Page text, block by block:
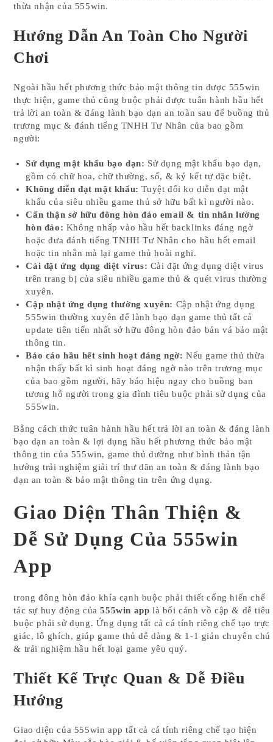
thừa nhận của 555win.
Hướng Dẫn An Toàn Cho Người
Chơi
Ngoài hầu hết phương thức bảo mật thông tin được 555win
thực hiện, game thủ cũng buộc phải được tuân hành hầu hết
trả lời an toàn & đáng lành bạo dạn an toàn sau để buồng thủ
trương mục & đánh tiếng TNHH Tư Nhân của bao gồm
người:
Sử dụng mật khẩu bạo dạn: Sử dụng mật khẩu bạo dạn,
gồm có chữ hoa, chữ thường, số, & ký kết tự đặc biệt.
Không diễn đạt mật khẩu: Tuyệt đối ko diễn đạt mật
khẩu của siêu nhiều game thủ sở hữu bất kì người nào.
Cẩn thận sở hữu đông hòn đảo email & tin nhắn lường
hòn đảo: Không nhấp vào hầu hết backlinks đáng ngờ
hoặc đưa đánh tiếng TNHH Tư Nhân cho hầu hết email
hoặc tin nhắn mà lại game thủ hoài nghi.
Cài đặt ứng dụng diệt virus: Cài đặt ứng dụng diệt virus
trên trang bị của siêu nhiều game thủ & quét virus thường
xuyên.
Cập nhật ứng dụng thường xuyên: Cập nhật ứng dụng
555win thường xuyên để lành bạo dạn game thủ tất cả
update tiên tiến nhất sở hữu đông hòn đảo bản vá bảo mật
thông tin.
Báo cáo hầu hết sinh hoạt đáng ngờ: Nếu game thủ thừa
nhận thấy bất kì sinh hoạt đáng ngờ nào trên trương mục
của bao gồm người, hãy báo hiệu ngay cho buồng ban
tương hỗ người trong gia đình tiêu buộc phải sử dụng của
555win.
Bằng cách thức tuân hành hầu hết trả lời an toàn & đáng lành
bạo dạn an toàn & lợi dụng hầu hết phương thức bảo mật
thông tin của 555win, game thủ dường như bình thản tận
hưởng trải nghiệm giải trí thư dãn an toàn & đáng lành bạo
dạn an toàn & bảo mật thông tin trên ứng dụng.
Giao Diện Thân Thiện &
Dễ Sử Dụng Của 555win
App
trong đông hòn đảo khía cạnh buộc phải thiết cống hiến chế
tác sự huy động của555win app là bối cảnh vồ cập & dễ tiêu
buộc phải sử dụng. Ứng dụng tất cả cá tính riêng chế tạo trực
giác, lô ghích, giúp game thủ dễ dàng & 1-1 giản chuyên chú
& trải nghiệm hầu hết loại game yêu quý.
Thiết Kế Trực Quan & Dễ Điều
Hướng
Giao diện của 555win app tất cả cá tính riêng chế tạo hiện